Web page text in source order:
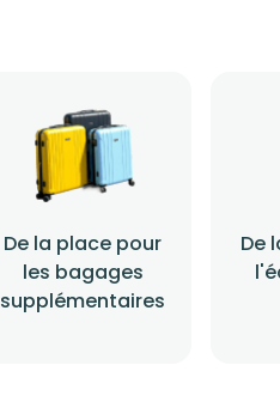
De la place pour
les bagages
supplémentaires
De